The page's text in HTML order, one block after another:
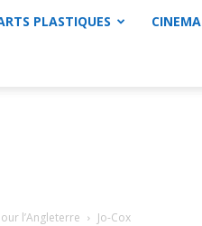
PLASTIQUES CINEMA
l’Angleterre Jo-Cox